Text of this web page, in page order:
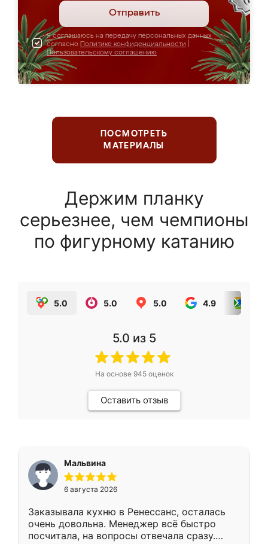
Отправить
Я соглашаюсь на передачу персональных данных
согласно Политике конфиденциальности
Пользовательскому соглашению
ПОСМОТРЕТЬ
МАТЕРИАЛЫ
Держим планку
серьезнее, чем чемпионы
по фигурному катанию
5.0 5.0 5.0 4.9
5.0 из 5
На основе 945оценок
Оставить отзыв
Мальвина
6 августа 2026
Заказывала кухню в Ренессанс, осталась
очень довольна. Менеджер всё быстро
посчитала, на вопросы отвечала сразу.